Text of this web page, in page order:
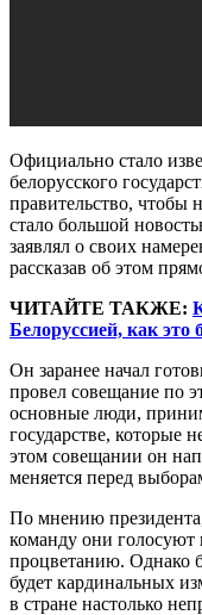
Официально стало
белорусского
правительство, чтобы
стало большой
заявлял о своих
рассказав об этом
ЧИТАЙТЕ ТАКЖЕ:
Белоруссией, как
Он заранее начал
провел совещание по
основные люди,
государстве, которые
этом совещании он
меняется перед
По мнению
команду они голосуют
процветанию. Однако
будет кардинальных
в стране настолько